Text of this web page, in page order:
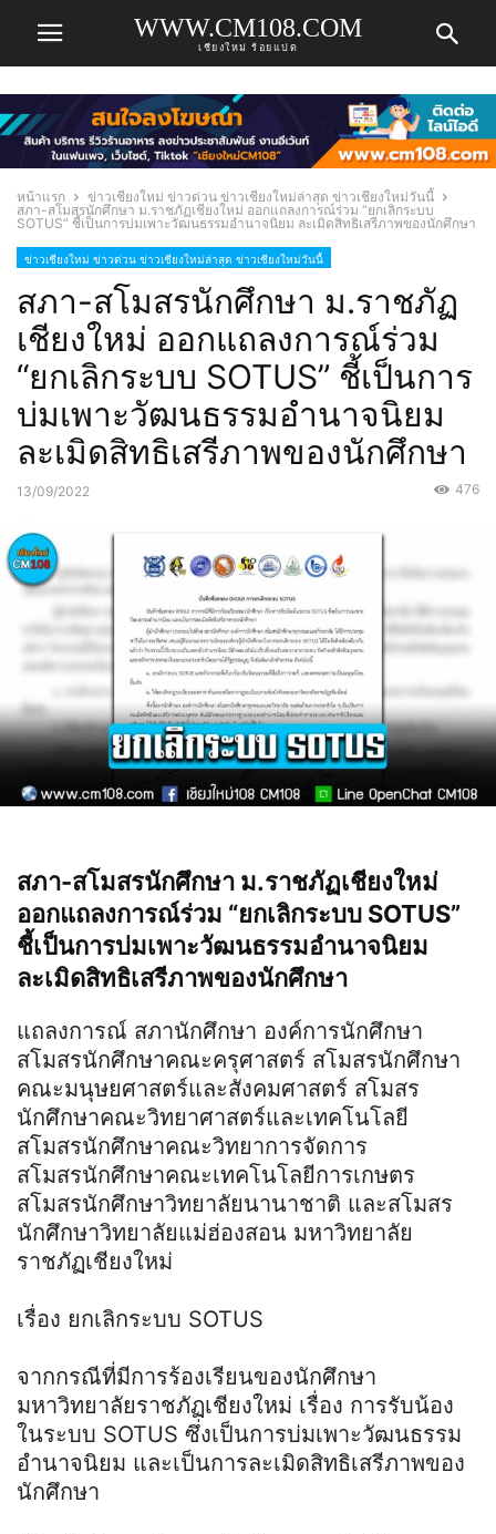
WWW.CM108.COM
เชียงใหม่ ร้อยแปด
หน้าแรก
ข่าวเชียงใหม่ ข่าวด่วน ข่าวเชียงใหม่ล่าสุด ข่าวเชียงใหม่วันนี้
สภา-สโมสรนักศึกษา ม.ราชภัฏเชียงใหม่ ออกแถลงการณ์ร่วม “ยกเลิกระบบ
SOTUS” ชี้เป็นการบ่มเพาะวัฒนธรรมอำนาจนิยม ละเมิดสิทธิเสรีภาพของนักศึกษา
ข่าวเชียงใหม่ ข่าวด่วน ข่าวเชียงใหม่ล่าสุด ข่าวเชียงใหม่วันนี้
สภา-สโมสรนักศึกษา ม.ราชภัฏ
เชียงใหม่ ออกแถลงการณ์ร่วม
“ยกเลิกระบบ SOTUS” ชี้เป็นการ
บ่มเพาะวัฒนธรรมอำนาจนิยม
ละเมิดสิทธิเสรีภาพของนักศึกษา
13/09/2022 476
สภา-สโมสรนักศึกษา ม.ราชภัฏเชียงใหม่
ออกแถลงการณ์ร่วม “ยกเลิกระบบ SOTUS”
ชี้เป็นการบ่มเพาะวัฒนธรรมอำนาจนิยม
ละเมิดสิทธิเสรีภาพของนักศึกษา
แถลงการณ์ สภานักศึกษา องค์การนักศึกษา
สโมสรนักศึกษาคณะครุศาสตร์ สโมสรนักศึกษา
คณะมนุษยศาสตร์และสังคมศาสตร์ สโมสร
นักศึกษาคณะวิทยาศาสตร์และเทคโนโลยี
สโมสรนักศึกษาคณะวิทยาการจัดการ
สโมสรนักศึกษาคณะเทคโนโลยีการเกษตร
สโมสรนักศึกษาวิทยาลัยนานาชาติ และสโมสร
นักศึกษาวิทยาลัยแม่ฮ่องสอน มหาวิทยาลัย
ราชภัฏเชียงใหม่
เรื่อง ยกเลิกระบบ SOTUS
จากกรณีที่มีการร้องเรียนของนักศึกษา
มหาวิทยาลัยราชภัฏเชียงใหม่ เรื่อง การรับน้อง
ในระบบ SOTUS ซึ่งเป็นการบ่มเพาะวัฒนธรรม
อำนาจนิยม และเป็นการละเมิดสิทธิเสรีภาพของ
นักศึกษา